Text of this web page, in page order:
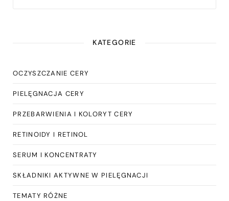
KATEGORIE
OCZYSZCZANIE CERY
PIELĘGNACJA CERY
PRZEBARWIENIA I KOLORYT CERY
RETINOIDY I RETINOL
SERUM I KONCENTRATY
SKŁADNIKI AKTYWNE W PIELĘGNACJI
TEMATY RÓŻNE